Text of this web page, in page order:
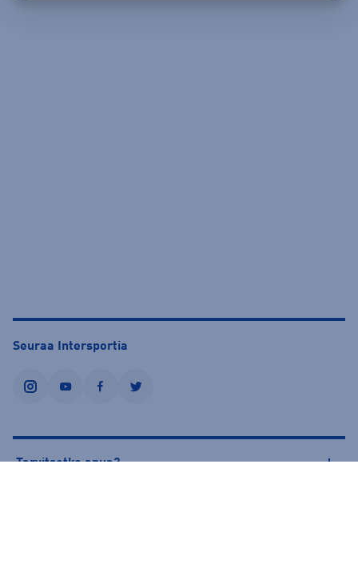
Seuraa Intersportia
instagramyoutubefacebooktwitter
Tarvitsetko apua?